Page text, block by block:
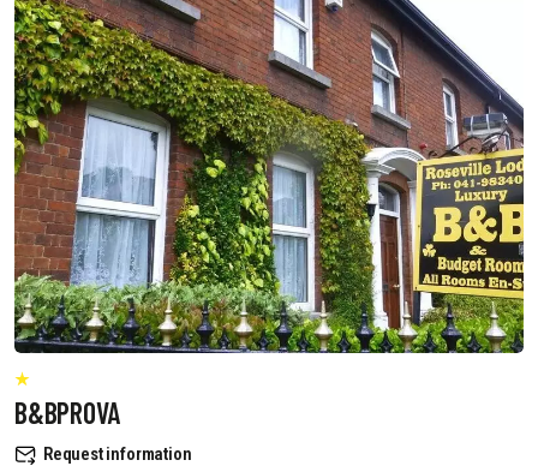
B&BPROVA
Request information